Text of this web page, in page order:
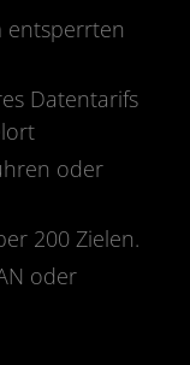
entsperrten
Datentarifs
oder
200 Zielen.
oder